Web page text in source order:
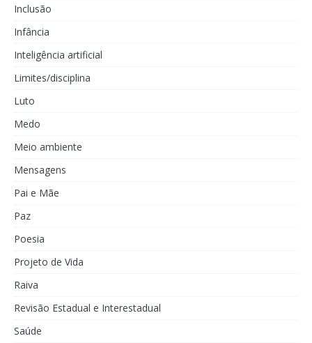
Inclusão
Infância
Inteligência artificial
Limites/disciplina
Luto
Medo
Meio ambiente
Mensagens
Pai e Mãe
Paz
Poesia
Projeto de Vida
Raiva
Revisão Estadual e Interestadual
Saúde